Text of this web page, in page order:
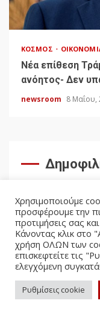
ΚΌΣΜΟΣ
Νέα επίθεση
ανόητος- Δεν
newsroom 8 Μαΐου,
Politicus.gr
Χρησιμοποιούμε
προσφέρουμε την
προτιμήσεις σας
Κάνοντας κλικ στο
χρήση ΟΛΩΝ των
επισκεφτείτε τις
ελεγχόμενη
Ρυθμίσεις cookie